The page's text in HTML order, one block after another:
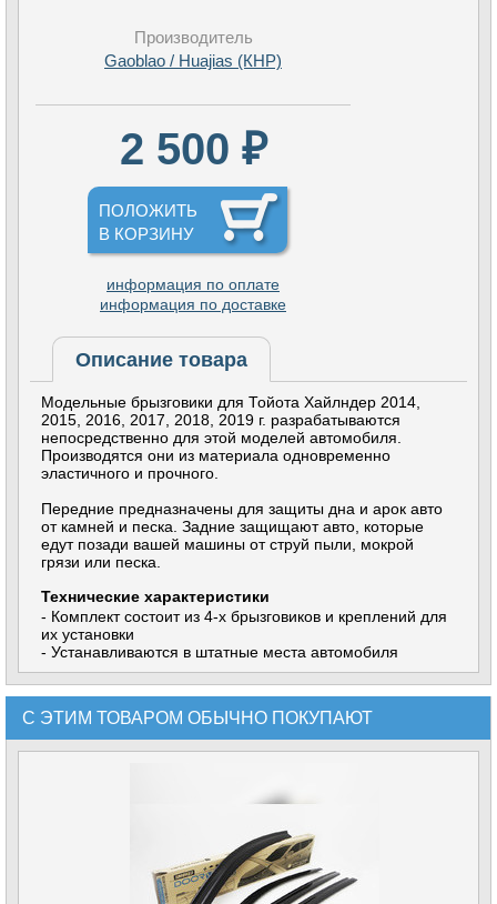
Производитель
Gaoblao / Huajias (КНР)
2 500 ₽
ПОЛОЖИТЬ
В КОРЗИНУ
информация по оплате
информация по доставке
Описание товара
Модельные брызговики для Тойота Хайлндер 2014,
2015, 2016, 2017, 2018, 2019 г. разрабатываются
непосредственно для этой моделей автомобиля.
Производятся они из материала одновременно
эластичного и прочного.
Передние предназначены для защиты дна и арок авто
от камней и песка. Задние защищают авто, которые
едут позади вашей машины от струй пыли, мокрой
грязи или песка.
Технические характеристики
- Комплект состоит из 4-х брызговиков и креплений для
их установки
- Устанавливаются в штатные места автомобиля
С ЭТИМ ТОВАРОМ ОБЫЧНО ПОКУПАЮТ